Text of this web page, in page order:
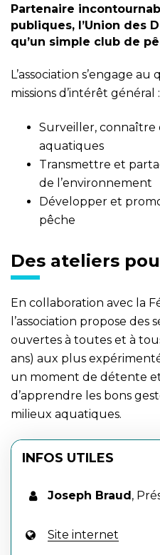
Partenaire
publiques, l’Union des
qu’un simple club de
L’association s’engage
missions d’intérêt général :
Surveiller,
aquatiques
Transmettre et
de l’environnement
Développer et
pêche
Des ateliers
En collaboration avec la
l’association propose des
ouvertes à toutes et à
ans) aux plus
un moment de détente
d’apprendre les bons
milieux aquatiques.
INFOS UTILES
Joseph Braud ,
Site internet